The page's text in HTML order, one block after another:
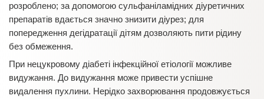
розроблено; за допомогою сульфаніламідних діуретичних
препаратів вдається значно знизити діурез; для
попередження дегідратації дітям дозволяють пити рідину
без обмеження.
При нецукровому діабеті інфекційної етіології можливе
видужання. До видужання може привести успішне
видалення пухлини. Нерідко захворювання продовжується